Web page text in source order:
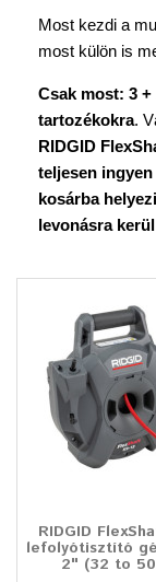
Most kezdi a
most külön is
Csak most: 3 +
tartozékokra.
RIDGID
teljesen ingyen
kosárba helyezi
levonásra kerül
RIDGID
lefolyótisztító
2" (32 to